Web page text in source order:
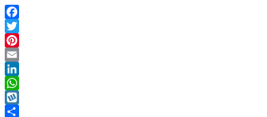
Facebook
Twitter
Pinterest
Email
LinkedIn
WhatsApp
Wykop